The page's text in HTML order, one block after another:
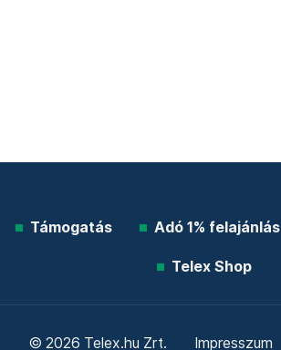
Támogatás Adó 1% felajánlás
Telex Shop
© 2026 Telex.hu Zrt. Impresszum